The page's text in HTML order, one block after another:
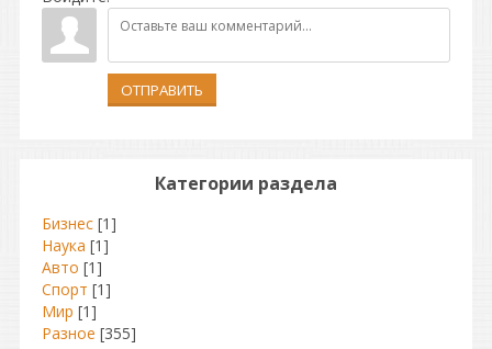
ОТПРАВИТЬ
Категории раздела
Бизнес [1]
Наука [1]
Авто [1]
Спорт [1]
Мир [1]
Разное [355]